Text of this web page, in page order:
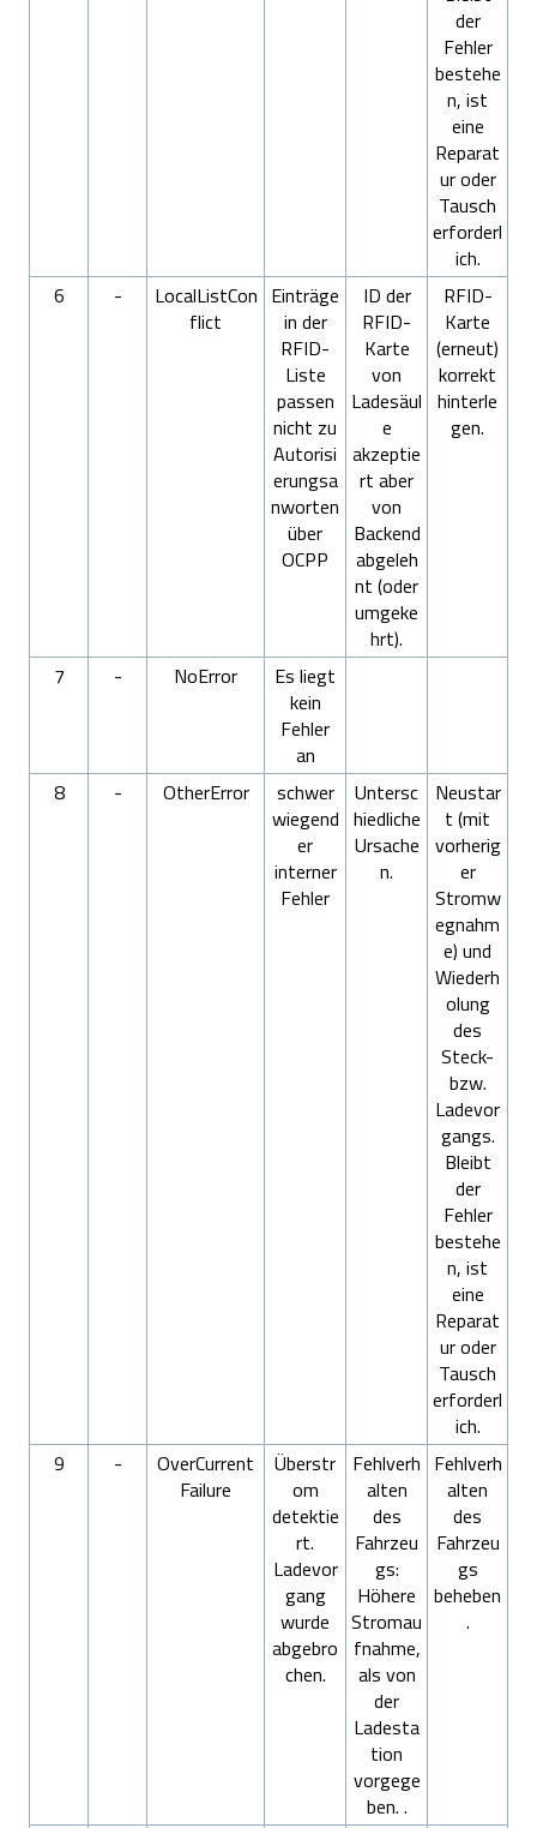
der
Fehler
bestehe
n, ist
eine
Reparat
ur oder
Tausch
erforderl
ich.
6
-
LocalListCon
flict
Einträge
in der
RFID-
Liste
passen
nicht zu
Autorisi
erungsa
nworten
über
OCPP
ID der
RFID-
Karte
von
Ladesäul
e
akzeptie
rt aber
von
Backend
abgeleh
nt (oder
umgeke
hrt).
RFID-
Karte
(erneut)
korrekt
hinterle
gen.
7 - NoError
Es liegt
kein
Fehler
an
8
- OtherError
schwer
wiegend
er
interner
Fehler
Untersc
hiedliche
Ursache
n.
Neustar
t (mit
vorherig
er
Stromw
egnahm
e) und
Wiederh
olung
des
Steck-
bzw.
Ladevor
gangs.
Bleibt
der
Fehler
bestehe
n, ist
eine
Reparat
ur oder
Tausch
erforderl
ich.
9
-
OverCurrent
Failure
Überstr
om
detektie
rt.
Ladevor
gang
wurde
abgebro
chen.
Fehlverh
alten
des
Fahrzeu
gs:
Höhere
Stromau
fnahme,
als von
der
Ladesta
tion
vorgege
ben. .
Fehlverh
alten
des
Fahrzeu
gs
beheben
.